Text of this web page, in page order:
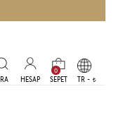
0
TR - t